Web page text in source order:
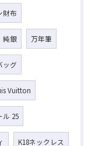
財布
純銀 万年筆
ッグ
Vuitton
ル 25
K18ネックレス